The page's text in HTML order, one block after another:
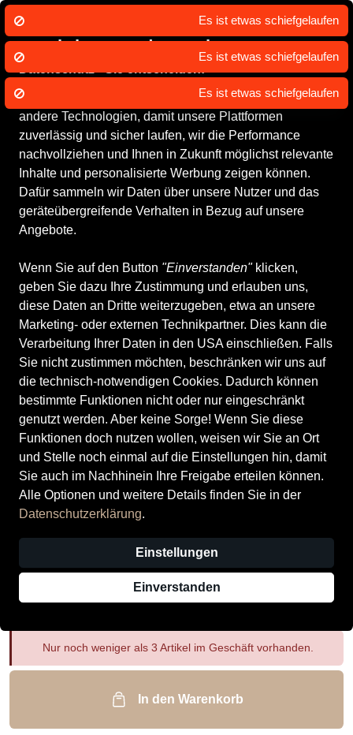
Wir nutzen Cookies um unsere Dienste
zu erbringen und zu verbessern.
SABU.de und unsere Partner nutzen Cookies und
andere Technologien, damit unsere Plattformen
zuverlässig und sicher laufen, wir die Performance
nachvollziehen und Ihnen in Zukunft möglichst relevante
Inhalte und personalisierte Werbung zeigen können.
Dafür sammeln wir Daten über unsere Nutzer und das
geräteübergreifende Verhalten in Bezug auf unsere
Angebote.
Wenn Sie auf den Button "Einverstanden"klicken,
geben Sie dazu Ihre Zustimmung und erlauben uns,
diese Daten an Dritte weiterzugeben, etwa an unsere
Marketing- oder externen Technikpartner. Dies kann die
Verarbeitung Ihrer Daten in den USA einschließen. Falls
Sie nicht zustimmen möchten, beschränken wir uns auf
die technisch-notwendigen Cookies. Dadurch können
bestimmte Funktionen nicht oder nur eingeschränkt
genutzt werden. Aber keine Sorge! Wenn Sie diese
Funktionen doch nutzen wollen, weisen wir Sie an Ort
und Stelle noch einmal auf die Einstellungen hin, damit
Sie auch im Nachhinein Ihre Freigabe erteilen können.
Alle Optionen und weitere Details finden Sie in der
Datenschutzerklärung.
Einstellungen
Einverstanden
ECCO Herrenschuhe Elegante
Schnürer AMBER
Preis
119,90 € inkl. MwSt., Versand
Größe
45
Auswahl aufheben
Nur noch weniger als 3 Artikel im Geschäft vorhanden.
In den Warenkorb
Es ist etwas schiefgelaufen
Es ist etwas schiefgelaufen
Es ist etwas schiefgelaufen